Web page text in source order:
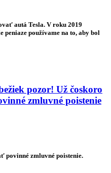
autá Tesla. V roku 2019
peniaze používame na to, aby bol
pozor! Už čoskoro
zmluvné poistenie
povinné zmluvné poistenie.